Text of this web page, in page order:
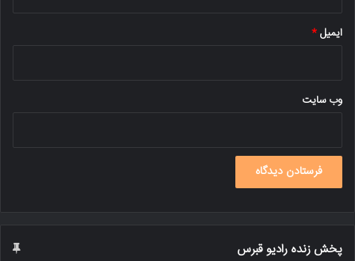
ایمیل*
وب‌ سایت
پخش زنده رادیو قبرس